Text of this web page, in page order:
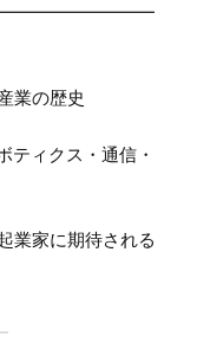
業の歴史
ティクス・通信・
業家に期待される